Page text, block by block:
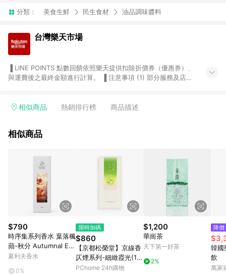
分類： 美食生鮮 民生食材 油品調味醬料
台灣樂天市場
與運費後之最終金額進行計算。 ▐ 注意事項 (1) 部分服務及店家
Smart mobile、神腦生活、JS巨盛、樂天KOBO電子書，請詳閱
台灣樂天市場，並在同一瀏覽器於24小時內結帳，才享有 LINE
使用APP、或中途瀏覽比價網、回饋網、Google等其他網頁、或
由網頁版(電腦版/手機版網頁)切換為App都將會造成追蹤中斷而
無法進行 LINE POINTS 回饋。 (5) LINE 購物為購物資訊整合性
平台，商品資料更新會有時間差，如顯示之商品規格、顏色、價
位、贈品與台灣樂天市場銷售網頁不符，以銷售網頁標示為準。
(6) 導購訂單已逾 365 天，根據台灣樂天回饋規定，逾期訂單將
不符合回饋資格。 (7) 若上述或其他原因，致使消費者無接收到
點數回饋或點數回饋有爭議，台灣樂天市場保有更改條款與法律
追訴之權利，活動詳情以樂天市場網站公告為準。
相似商品 熱銷排行榜 商品描述
相似商品
$790
時序集系列香水 葉落楓
蘋-秋分 Autumnal Eq
uinox 淡香精EDP 10M
夏利夫香水
0%
限時加碼
$860
【京都松榮堂】京線香
仄煙系列-細緻霞光(16
5支)
PChome 24h購物
$1,200
華崗茶
天下第一好茶
2%
降價
韓國
飲
萬家